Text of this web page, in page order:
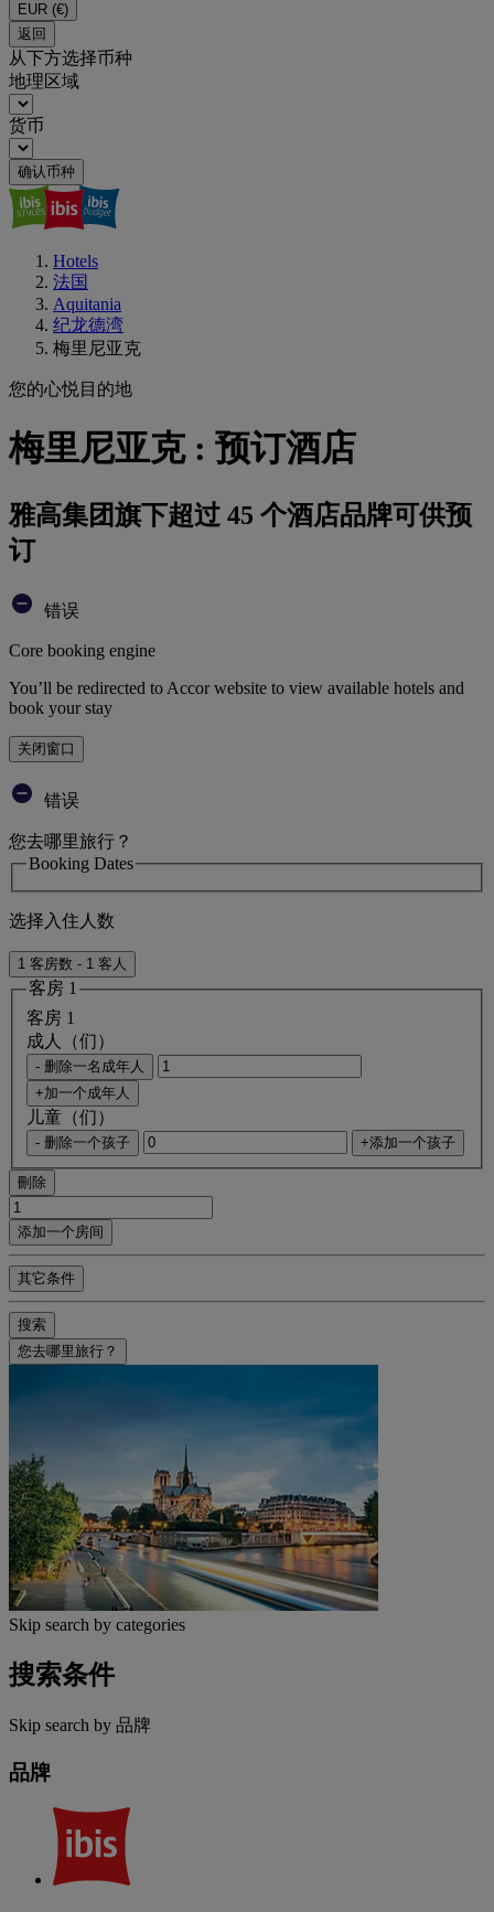
EUR (€)
返回
从下方选择币种
地理区域
货币
确认币种
Hotels
法国
Aquitania
纪龙德湾
梅里尼亚克
您的心悦目的地
梅里尼亚克 : 预订酒店
雅高集团旗下超过 45 个酒店品牌可供预
订
错误
Core booking engine
You’ll be redirected to Accor website to view available hotels and
book your stay
关闭窗口
错误
您去哪里旅行？
Booking Dates
选择入住人数
1 客房数 - 1 客人
客房 1
客房 1
成人（们）
- 删除一名成年人
+加一个成年人
儿童（们）
- 删除一个孩子 +添加一个孩子
刪除
添加一个房间
其它条件
搜索
您去哪里旅行？
Skip search by categories
搜索条件
Skip search by 品牌
品牌